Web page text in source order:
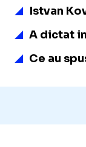
Istvan
A dictat
Ce au